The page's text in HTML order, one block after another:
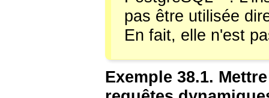
pas être utilisée
En fait, elle n'est
Exemple 38.1.